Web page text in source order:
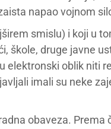
napao vojnom
smislu) i koji u
škole, druge javne
elektronski oblik niti
imali su neke
obaveza. Prema